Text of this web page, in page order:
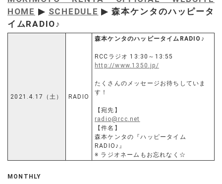
HOME ▶ SCHEDULE ▶ 森本ケンタのハッピータ
イムRADIO♪
2021.4.17（土） RADIO
森本ケンタのハッピータイムRADIO♪
RCCラジオ 13:30～13:55
http://www.1350.jp/
たくさんのメッセージお待ちしていま
す！
【宛先】
radio@rcc.net
【件名】
森本ケンタの『ハッピータイム
RADIO♪』
※ ラジオネームもお忘れなく☆
MONTHLY